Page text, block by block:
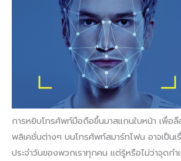
การหยิบโทรศัพท์มือถือขึ้นมาสแกนใบหน้า เพื่อล็
พลิเคชั่นต่างๆ บนโทรศัพท์สมาร์ทโฟน อาจเป็น
ประจำวันของพวกเราทุกคน แต่รู้หรือไม่ว่าจุดกำ